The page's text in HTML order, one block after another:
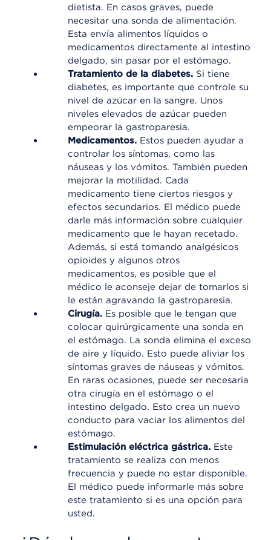
dietista. En casos graves, puede
necesitar una sonda de alimentación.
Esta envía alimentos líquidos o
medicamentos directamente al intestino
delgado, sin pasar por el estómago.
Tratamiento de la diabetes. Si tiene
diabetes, es importante que controle su
nivel de azúcar en la sangre. Unos
niveles elevados de azúcar pueden
empeorar la gastroparesia.
Medicamentos. Estos pueden ayudar a
controlar los síntomas, como las
náuseas y los vómitos. También pueden
mejorar la motilidad. Cada
medicamento tiene ciertos riesgos y
efectos secundarios. El médico puede
darle más información sobre cualquier
medicamento que le hayan recetado.
Además, si está tomando analgésicos
opioides y algunos otros
medicamentos, es posible que el
médico le aconseje dejar de tomarlos si
le están agravando la gastroparesia.
Cirugía. Es posible que le tengan que
colocar quirúrgicamente una sonda en
el estómago. La sonda elimina el exceso
de aire y líquido. Esto puede aliviar los
síntomas graves de náuseas y vómitos.
En raras ocasiones, puede ser necesaria
otra cirugía en el estómago o el
intestino delgado. Esto crea un nuevo
conducto para vaciar los alimentos del
estómago.
Estimulación eléctrica gástrica. Este
tratamiento se realiza con menos
frecuencia y puede no estar disponible.
El médico puede informarle más sobre
este tratamiento si es una opción para
usted.